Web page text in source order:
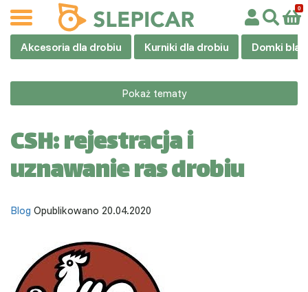
Akcesoria dla drobiu Kurniki dla drobiu Domki
Pokaż tematy
CSH: rejestracja i
uznawanie ras drobiu
Blog Opublikowano 20.04.2020